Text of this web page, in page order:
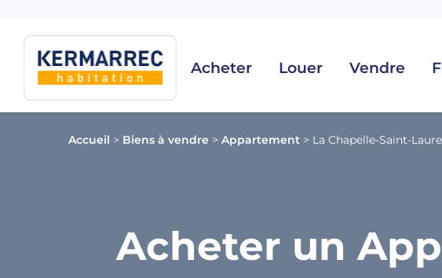
Acheter Louer Vendre
Accueil > Biens à vendre > Appartement > La Chapelle-Saint-
Acheter un